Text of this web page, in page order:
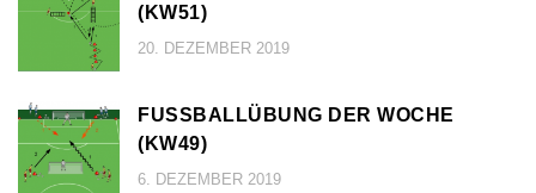
KW51)
20. DEZEMBER 2019
FUSSBALLÜBUNG DER WOCHE (
KW49)
6. DEZEMBER 2019